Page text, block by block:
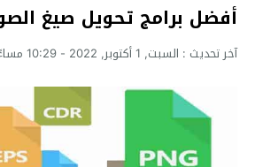
أفضل برامج تحويل صيغ
آخر تحديث : السبت, 1 أكتوبر, 2022 - 10:29 مساءً